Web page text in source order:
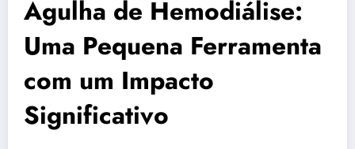
Agulha de Hemodiálise:
Uma Pequena Ferramenta
com um Impacto
Significativo